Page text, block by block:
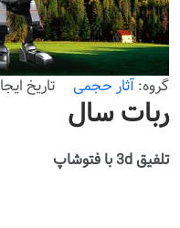
گروه:آثار حجمی تاریخ ایجاد: 25
ربات سال
تلفیق 3d با فتوشاپ